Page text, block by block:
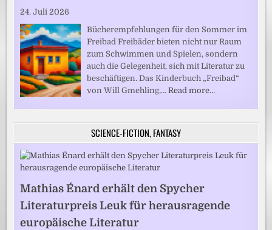
24. Juli 2026
Bücherempfehlungen für den Sommer im
Freibad Freibäder bieten nicht nur Raum
zum Schwimmen und Spielen, sondern
auch die Gelegenheit, sich mit Literatur zu
beschäftigen. Das Kinderbuch „Freibad“
von Will Gmehling,…Read more…
SCIENCE-FICTION, FANTASY
Mathias Énard erhält den Spycher
Literaturpreis Leuk für herausragende
europäische Literatur